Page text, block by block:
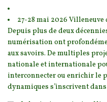
27-28 mai 2026
Depuis plus de deux
numérisation ont
aux savoirs. De multiples
nationale et internationale
interconnecter ou enrichir le
dynamiques s’inscrivent dans